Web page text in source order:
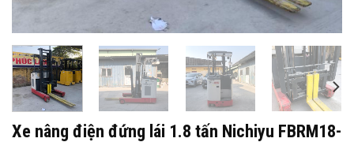
Xe nâng điện đứng lái 1.8 tấn Nichiyu FBRM18-